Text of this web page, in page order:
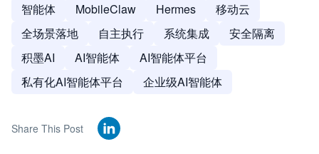
智能体 MobileClaw Hermes
移动云
全场景落地
自主执行 系统集成
安全隔离
积墨AI
AI智能体
AI智能体平台
私有化AI智能体平台
企业级AI智能体
Share This Post